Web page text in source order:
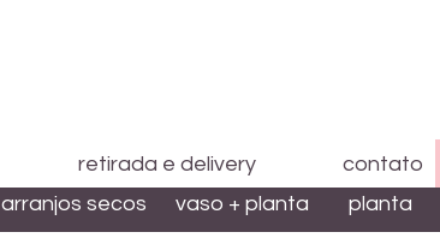
retirada e delivery
contato
arranjos secos vaso + planta planta